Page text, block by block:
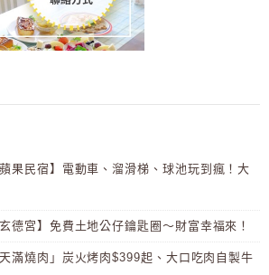
果民宿】電動車、溜滑梯、球池玩到瘋！大
德宮】免費土地公仔鑰匙圈～財富幸福來！
滿燒肉」炭火烤肉$399起、大口吃肉自製牛